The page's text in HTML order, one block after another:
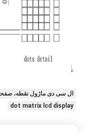
ال سی دی ماژول نقطه،
dot matrix lcd display